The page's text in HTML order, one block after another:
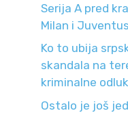
Serija A pred
Milan i
Ko to ubija
skandala na
kriminalne
Ostalo je još